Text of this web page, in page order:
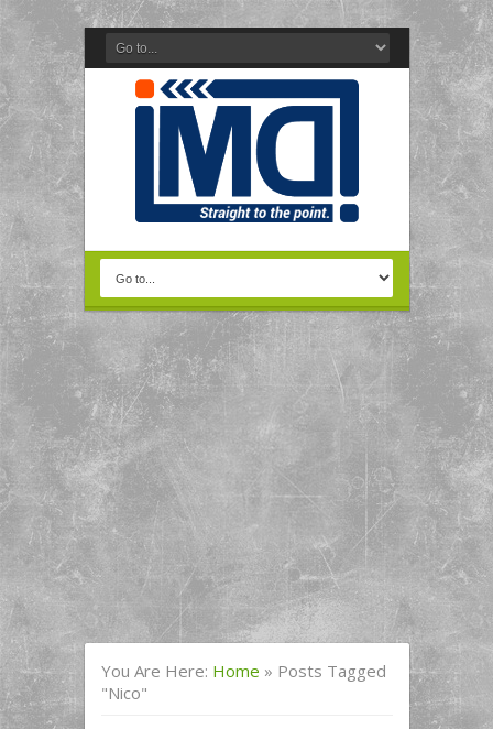
You Are Here: Home » Posts Tagged
"Nico"